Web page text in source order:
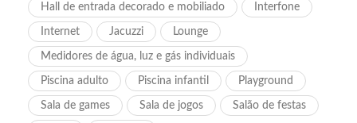
Hall de entrada decorado e mobiliado Interfone
Internet Jacuzzi Lounge
Medidores de água, luz e gás individuais
Piscina adulto Piscina infantil Playground
Sala de games Sala de jogos Salão de festas